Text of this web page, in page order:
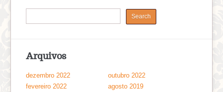
Arquivos
dezembro 2022
outubro 2022
fevereiro 2022
agosto 2019